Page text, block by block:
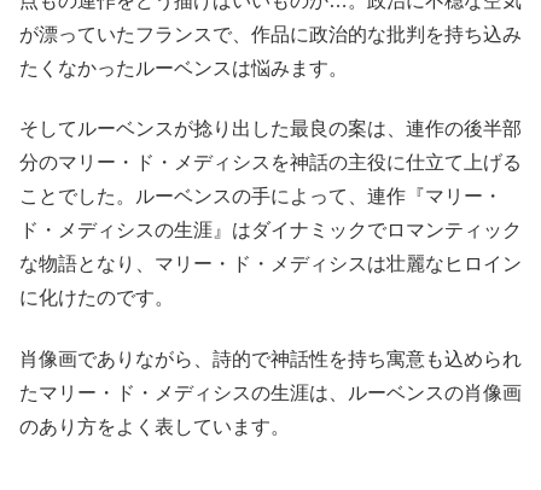
が漂っていたフランスで、作品に政治的な批判を持ち込み
たくなかったルーベンスは悩みます。
そしてルーベンスが捻り出した最良の案は、連作の後半部
分のマリー・ド・メディシスを神話の主役に仕立て上げる
ことでした。ルーベンスの手によって、連作『マリー・
ド・メディシスの生涯』はダイナミックでロマンティック
な物語となり、マリー・ド・メディシスは壮麗なヒロイン
に化けたのです。
肖像画でありながら、詩的で神話性を持ち寓意も込められ
たマリー・ド・メディシスの生涯は、ルーベンスの肖像画
のあり方をよく表しています。